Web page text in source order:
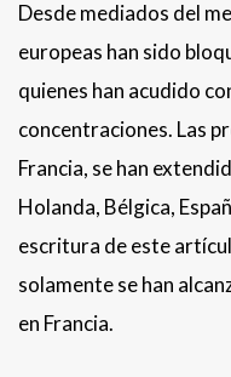
Desde mediados del
europeas han sido
quienes han acudido
concentraciones. Las
Francia, se han
Holanda, Bélgica,
escritura de este
solamente se han
en Francia.